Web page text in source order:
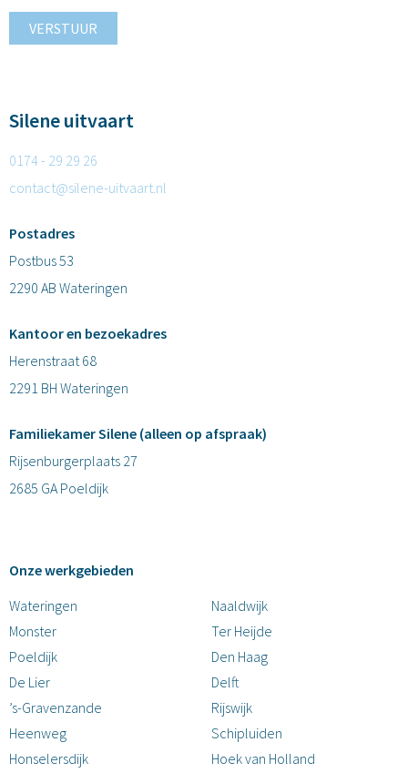
VERSTUUR
Silene uitvaart
0174 - 29 29 26
contact@silene-uitvaart.nl
Postadres
Postbus 53
2290 AB Wateringen
Kantoor en bezoekadres
Herenstraat 68
2291 BH Wateringen
Familiekamer Silene (alleen op afspraak)
Rijsenburgerplaats 27
2685 GA Poeldijk
Onze werkgebieden
Wateringen
Monster
Poeldijk
De Lier
’s-Gravenzande
Heenweg
Honselersdijk
Naaldwijk
Ter Heijde
Den Haag
Delft
Rijswijk
Schipluiden
Hoek van Holland